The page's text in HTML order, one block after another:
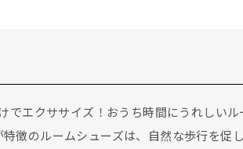
でエクササイズ！おうち時間にうれしいル
徴のルームシューズは、自然な歩行を促